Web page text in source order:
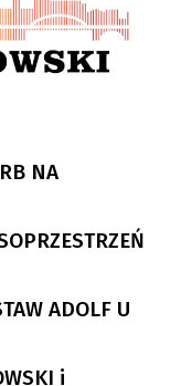
NA
ADOLF U
i